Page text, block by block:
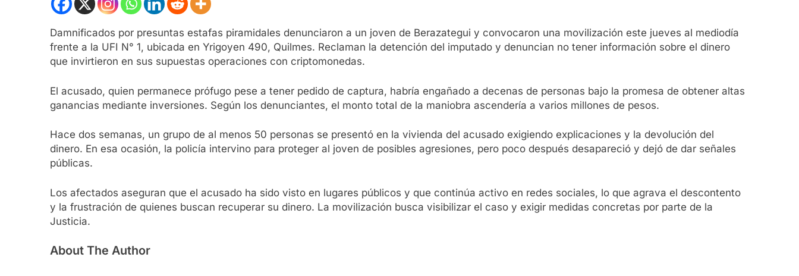
Damnificados por presuntas estafas piramidales denunciaron a un joven de Berazategui y convocaron una movilización este jueves al mediodía
frente a la UFI N° 1, ubicada en Yrigoyen 490, Quilmes. Reclaman la detención del imputado y denuncian no tener información sobre el dinero
que invirtieron en sus supuestas operaciones con criptomonedas.
El acusado, quien permanece prófugo pese a tener pedido de captura, habría engañado a decenas de personas bajo la promesa de obtener altas
ganancias mediante inversiones. Según los denunciantes, el monto total de la maniobra ascendería a varios millones de pesos.
Hace dos semanas, un grupo de al menos 50 personas se presentó en la vivienda del acusado exigiendo explicaciones y la devolución del
dinero. En esa ocasión, la policía intervino para proteger al joven de posibles agresiones, pero poco después desapareció y dejó de dar señales
públicas.
Los afectados aseguran que el acusado ha sido visto en lugares públicos y que continúa activo en redes sociales, lo que agrava el descontento
y la frustración de quienes buscan recuperar su dinero. La movilización busca visibilizar el caso y exigir medidas concretas por parte de la
Justicia.
About The Author